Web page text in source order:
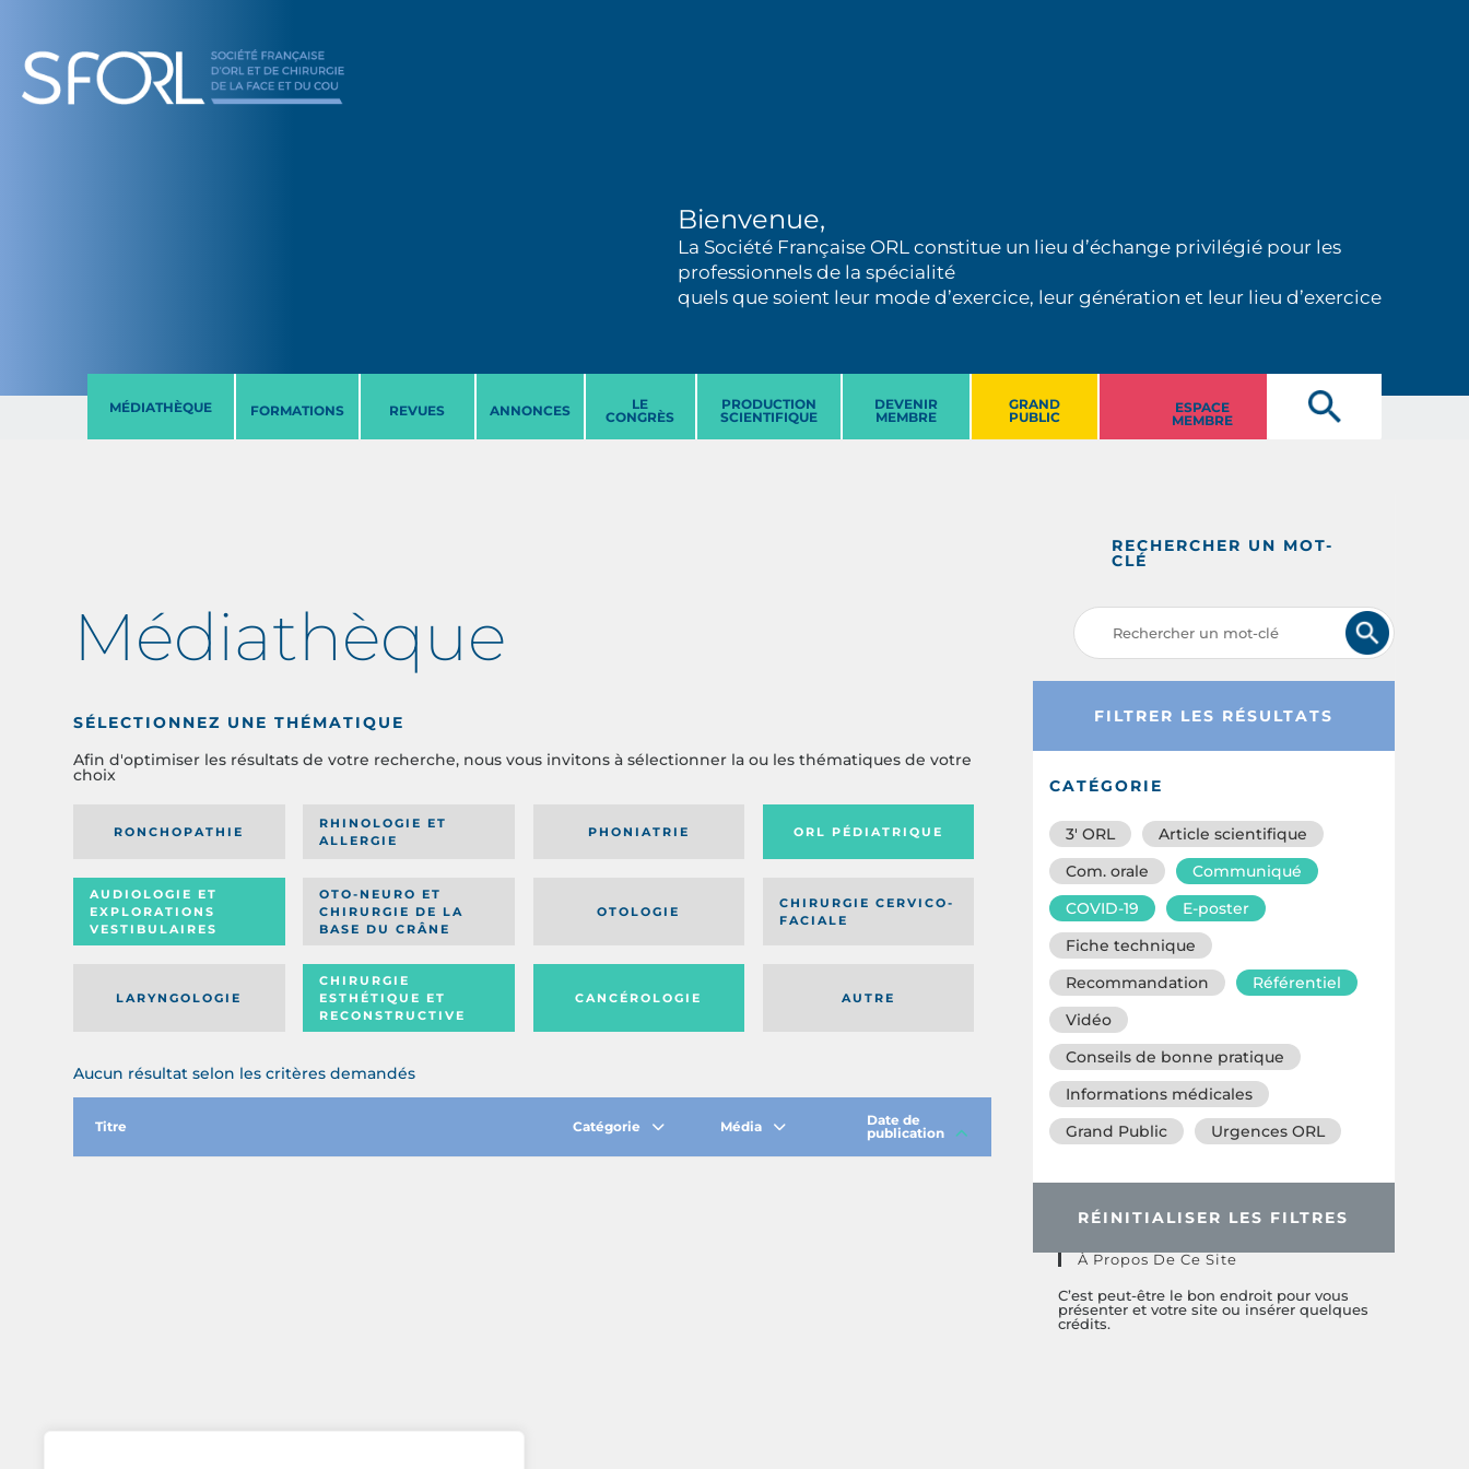
Bienvenue,
La Société Française ORL constitue un lieu d’échange privilégié pour les
professionnels de la spécialité
quels que soient leur mode d’exercice, leur génération et leur lieu d’exercice
MÉDIATHÈQUE FORMATIONS REVUES ANNONCES
LE
CONGRÈS
PRODUCTION
SCIENTIFIQUE
DEVENIR
MEMBRE
GRAND
PUBLIC
ESPACE
MEMBRE
Médiathèque
SÉLECTIONNEZ UNE THÉMATIQUE
Afin d'optimiser les résultats de votre recherche, nous vous invitons à sélectionner la ou les thématiques de votre
choix
RONCHOPATHIE
RHINOLOGIE ET
ALLERGIE
PHONIATRIE ORL PÉDIATRIQUE
AUDIOLOGIE ET
EXPLORATIONS
VESTIBULAIRES
OTO-NEURO ET
CHIRURGIE DE LA
BASE DU CRÂNE
OTOLOGIE
CHIRURGIE CERVICO-
FACIALE
AUTRE
LARYNGOLOGIE
CHIRURGIE
ESTHÉTIQUE ET
RECONSTRUCTIVE
CANCÉROLOGIE
Aucun résultat selon les critères demandés
Titre Catégorie Média
Date de
publication
RECHERCHER UN MOT-
CLÉ
FILTRER LES RÉSULTATS
CATÉGORIE
3′ ORL
Article scientifique
Com. orale
Communiqué
COVID-19
E-poster
Fiche technique
Recommandation
Référentiel
Vidéo
Conseils de bonne pratique
Informations médicales
Grand Public
Urgences ORL
RÉINITIALISER LES FILTRES
À Propos De Ce Site
C’est peut-être le bon endroit pour vous
présenter et votre site ou insérer quelques
crédits.